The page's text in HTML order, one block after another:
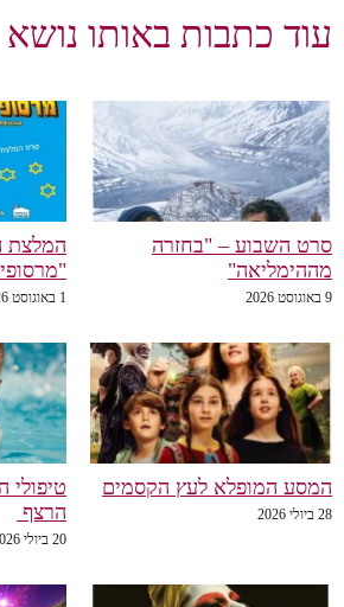
כתבות באותו נושא
השבוע – "בחזרה
המלצת
המופלא לעץ הקסמים
טיפולי
הרצף